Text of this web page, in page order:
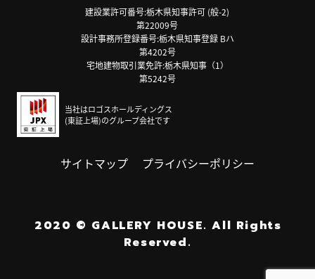
建設業許可番号:栃木県知事許可 (般-2)
第22009号
設計事務所登録番号:栃木県知事登録 Bハ
第4202号
宅地建物取引業免許:栃木県知事（1）
第5242号
当社はロゴスホールディングス
(東証上場)のグループ会社です
サイトマップ プライバシーポリシー
2020 © GALLERY HOUSE. All Rights
Reserved.